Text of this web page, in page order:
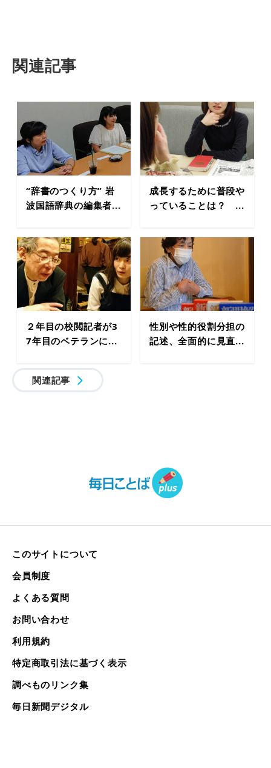
関連記事
“辞書のつくり方” 岩
波国語辞典の編集者...
成長するために普段や
っていることは？ ...
２年目の校閲記者が3
7年目のベテランに...
性別や性的役割分担の
記述、全面的に見直...
関連記事
このサイトについて
会員制度
よくある質問
お問い合わせ
利用規約
特定商取引法に基づく表示
調べものリンク集
毎日新聞デジタル